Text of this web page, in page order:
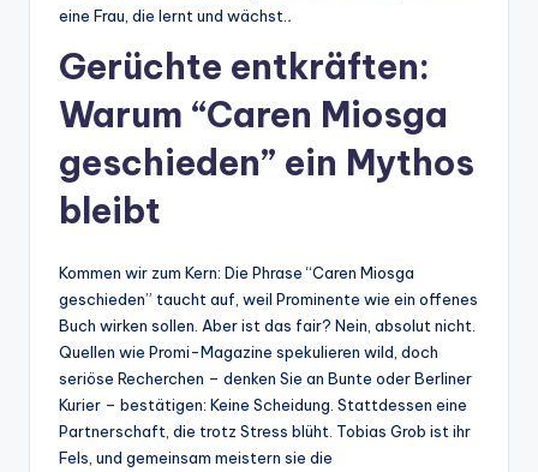
eine Frau, die lernt und wächst. .
Gerüchte entkräften:
Warum “Caren Miosga
geschieden” ein Mythos
bleibt
Kommen wir zum Kern: Die Phrase “Caren Miosga
geschieden” taucht auf, weil Prominente wie ein offenes
Buch wirken sollen. Aber ist das fair? Nein, absolut nicht.
Quellen wie Promi-Magazine spekulieren wild, doch
seriöse Recherchen – denken Sie an Bunte oder Berliner
Kurier – bestätigen: Keine Scheidung. Stattdessen eine
Partnerschaft, die trotz Stress blüht. Tobias Grob ist ihr
Fels, und gemeinsam meistern sie die